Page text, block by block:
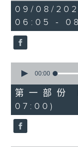
1
hour,
45
minutes,
0
seconds
09/08/
06:05 -
seconds
55
minutes,
10
seconds
00:00
第一部份
07:00)